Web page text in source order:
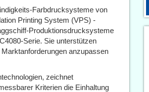
Farbdrucksysteme von
Printing System (VPS) -
Produktionsdrucksysteme
Serie. Sie unterstützen
anzupassen
zeichnet
Kriterien die Einhaltung